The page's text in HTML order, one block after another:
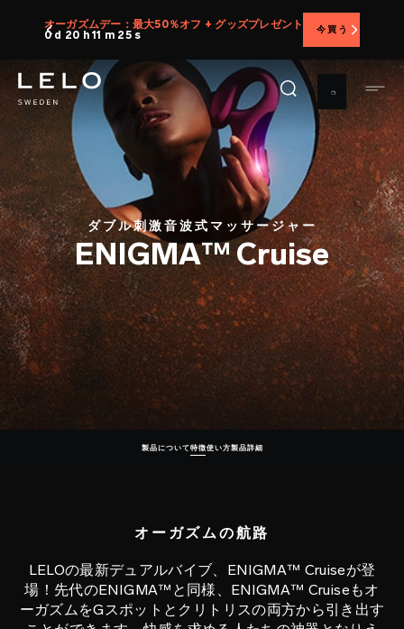
ン
ツ
に
移
動
オーガズムデー：最大50％オフ + グッズプレゼント
0 d 20 h 11 m 24 s
今買う
ダブル刺激音波式マッサージャー
ENIGMA™ Cruise
製品について特徴使い方製品詳細
オーガズムの航路
LELOの最新デュアルバイブ、ENIGMA™ Cruiseが登
場！先代のENIGMA™と同様、ENIGMA™ Cruiseもオ
ーガズムをGスポットとクリトリスの両方から引き出す